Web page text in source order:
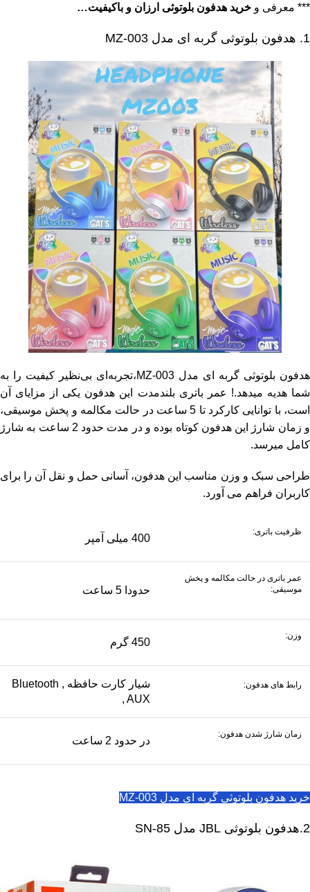
*** معرفی و خرید هدفون بلوتوثی ارزان و باکیفیت…
1. هدفون بلوتوثی گربه ای مدل MZ-003
هدفون بلوتوثی گربه ای مدل MZ-003،تجربه‌ای بی‌نظیر کیفیت را به
شما هدیه میدهد.! عمر باتری بلندمدت این هدفون یکی از مزایای آن
است، با توانایی کارکرد تا 5 ساعت در حالت مکالمه و پخش موسیقی،
و زمان شارژ این هدفون کوتاه بوده و در مدت حدود 2 ساعت به شارژ
کامل میرسد.
طراحی سبک و وزن مناسب این هدفون، آسانی حمل و نقل آن را برای
کاربران فراهم می آورد.
ظرفیت باتری:
400 میلی آمپر
عمر باتری در حالت مکالمه و پخش
موسیقی:
حدودا 5 ساعت
وزن:
450 گرم
رابط های هدفون:
شیار کارت حافظه , Bluetooth
, AUX
زمان شارژ شدن هدفون:
در حدود 2 ساعت
خرید هدفون بلوتوثی گربه ای مدل MZ-003
2.هدفون بلوتوثی JBL مدل SN-85